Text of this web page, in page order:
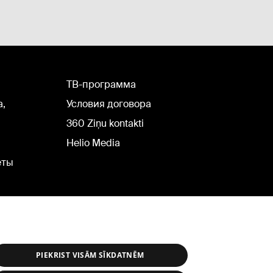
TВ-программа
Условия договора
360 Ziņu kontakti
Helio Media
PIEKRIST VISĀM SĪKDATNĒM